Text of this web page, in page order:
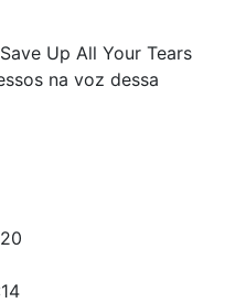
Up All Your Tears
na voz dessa